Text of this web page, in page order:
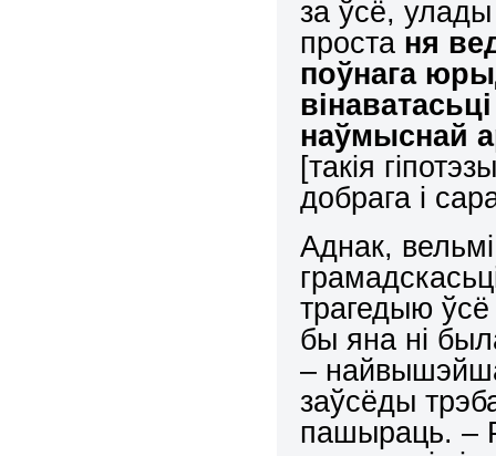
за ўсё,
проста ня
поўнага
наўмыснай
[такія
добрага і
Аднак,
трагедыю ўсё
бы яна ні
–
заўсёды
пашыраць. –